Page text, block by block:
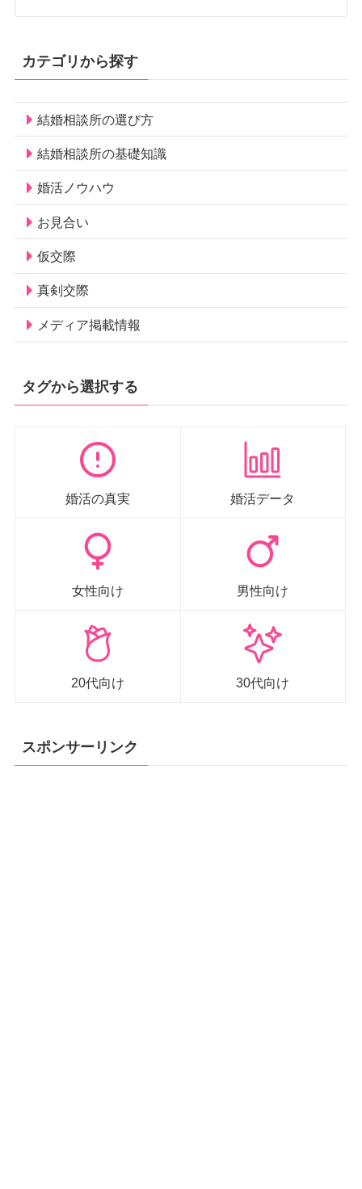
カテゴリから探す
結婚相談所の選び方
結婚相談所の基礎知識
婚活ノウハウ
お見合い
仮交際
真剣交際
メディア掲載情報
タグから選択する
婚活の真実 婚活データ
女性向け 男性向け
20代向け 30代向け
スポンサーリンク